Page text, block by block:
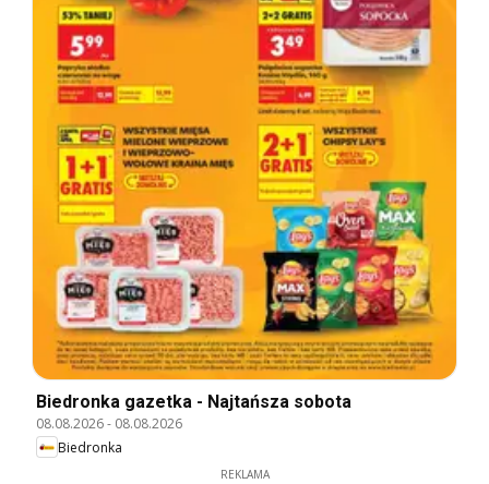
Biedronka gazetka - Najtańsza sobota
08.08.2026- 08.08.2026
Biedronka
REKLAMA